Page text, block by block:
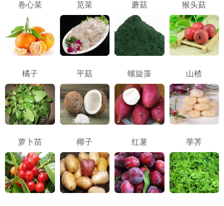
卷心菜 苋菜 蘑菇 猴头菇
橘子 平菇 螺旋藻 山楂
萝卜苗 椰子 红薯 荸荠